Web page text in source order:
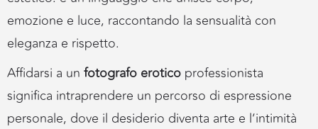
emozione e luce, raccontando la sensualità con
eleganza e rispetto.
Affidarsi a un fotografo erotico professionista
significa intraprendere un percorso di espressione
personale, dove il desiderio diventa arte e l’intimità